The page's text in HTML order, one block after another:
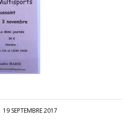
19 SEPTEMBRE 2017